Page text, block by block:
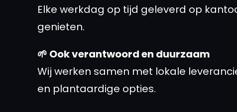
Elke werkdag op tijd geleverd op
genieten.
🌱 Ook verantwoord en duurzaam
Wij werken samen met lokale
en plantaardige opties.